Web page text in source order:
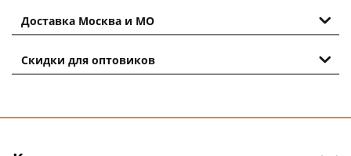
Доставка Москва и МО
Скидки для оптовиков